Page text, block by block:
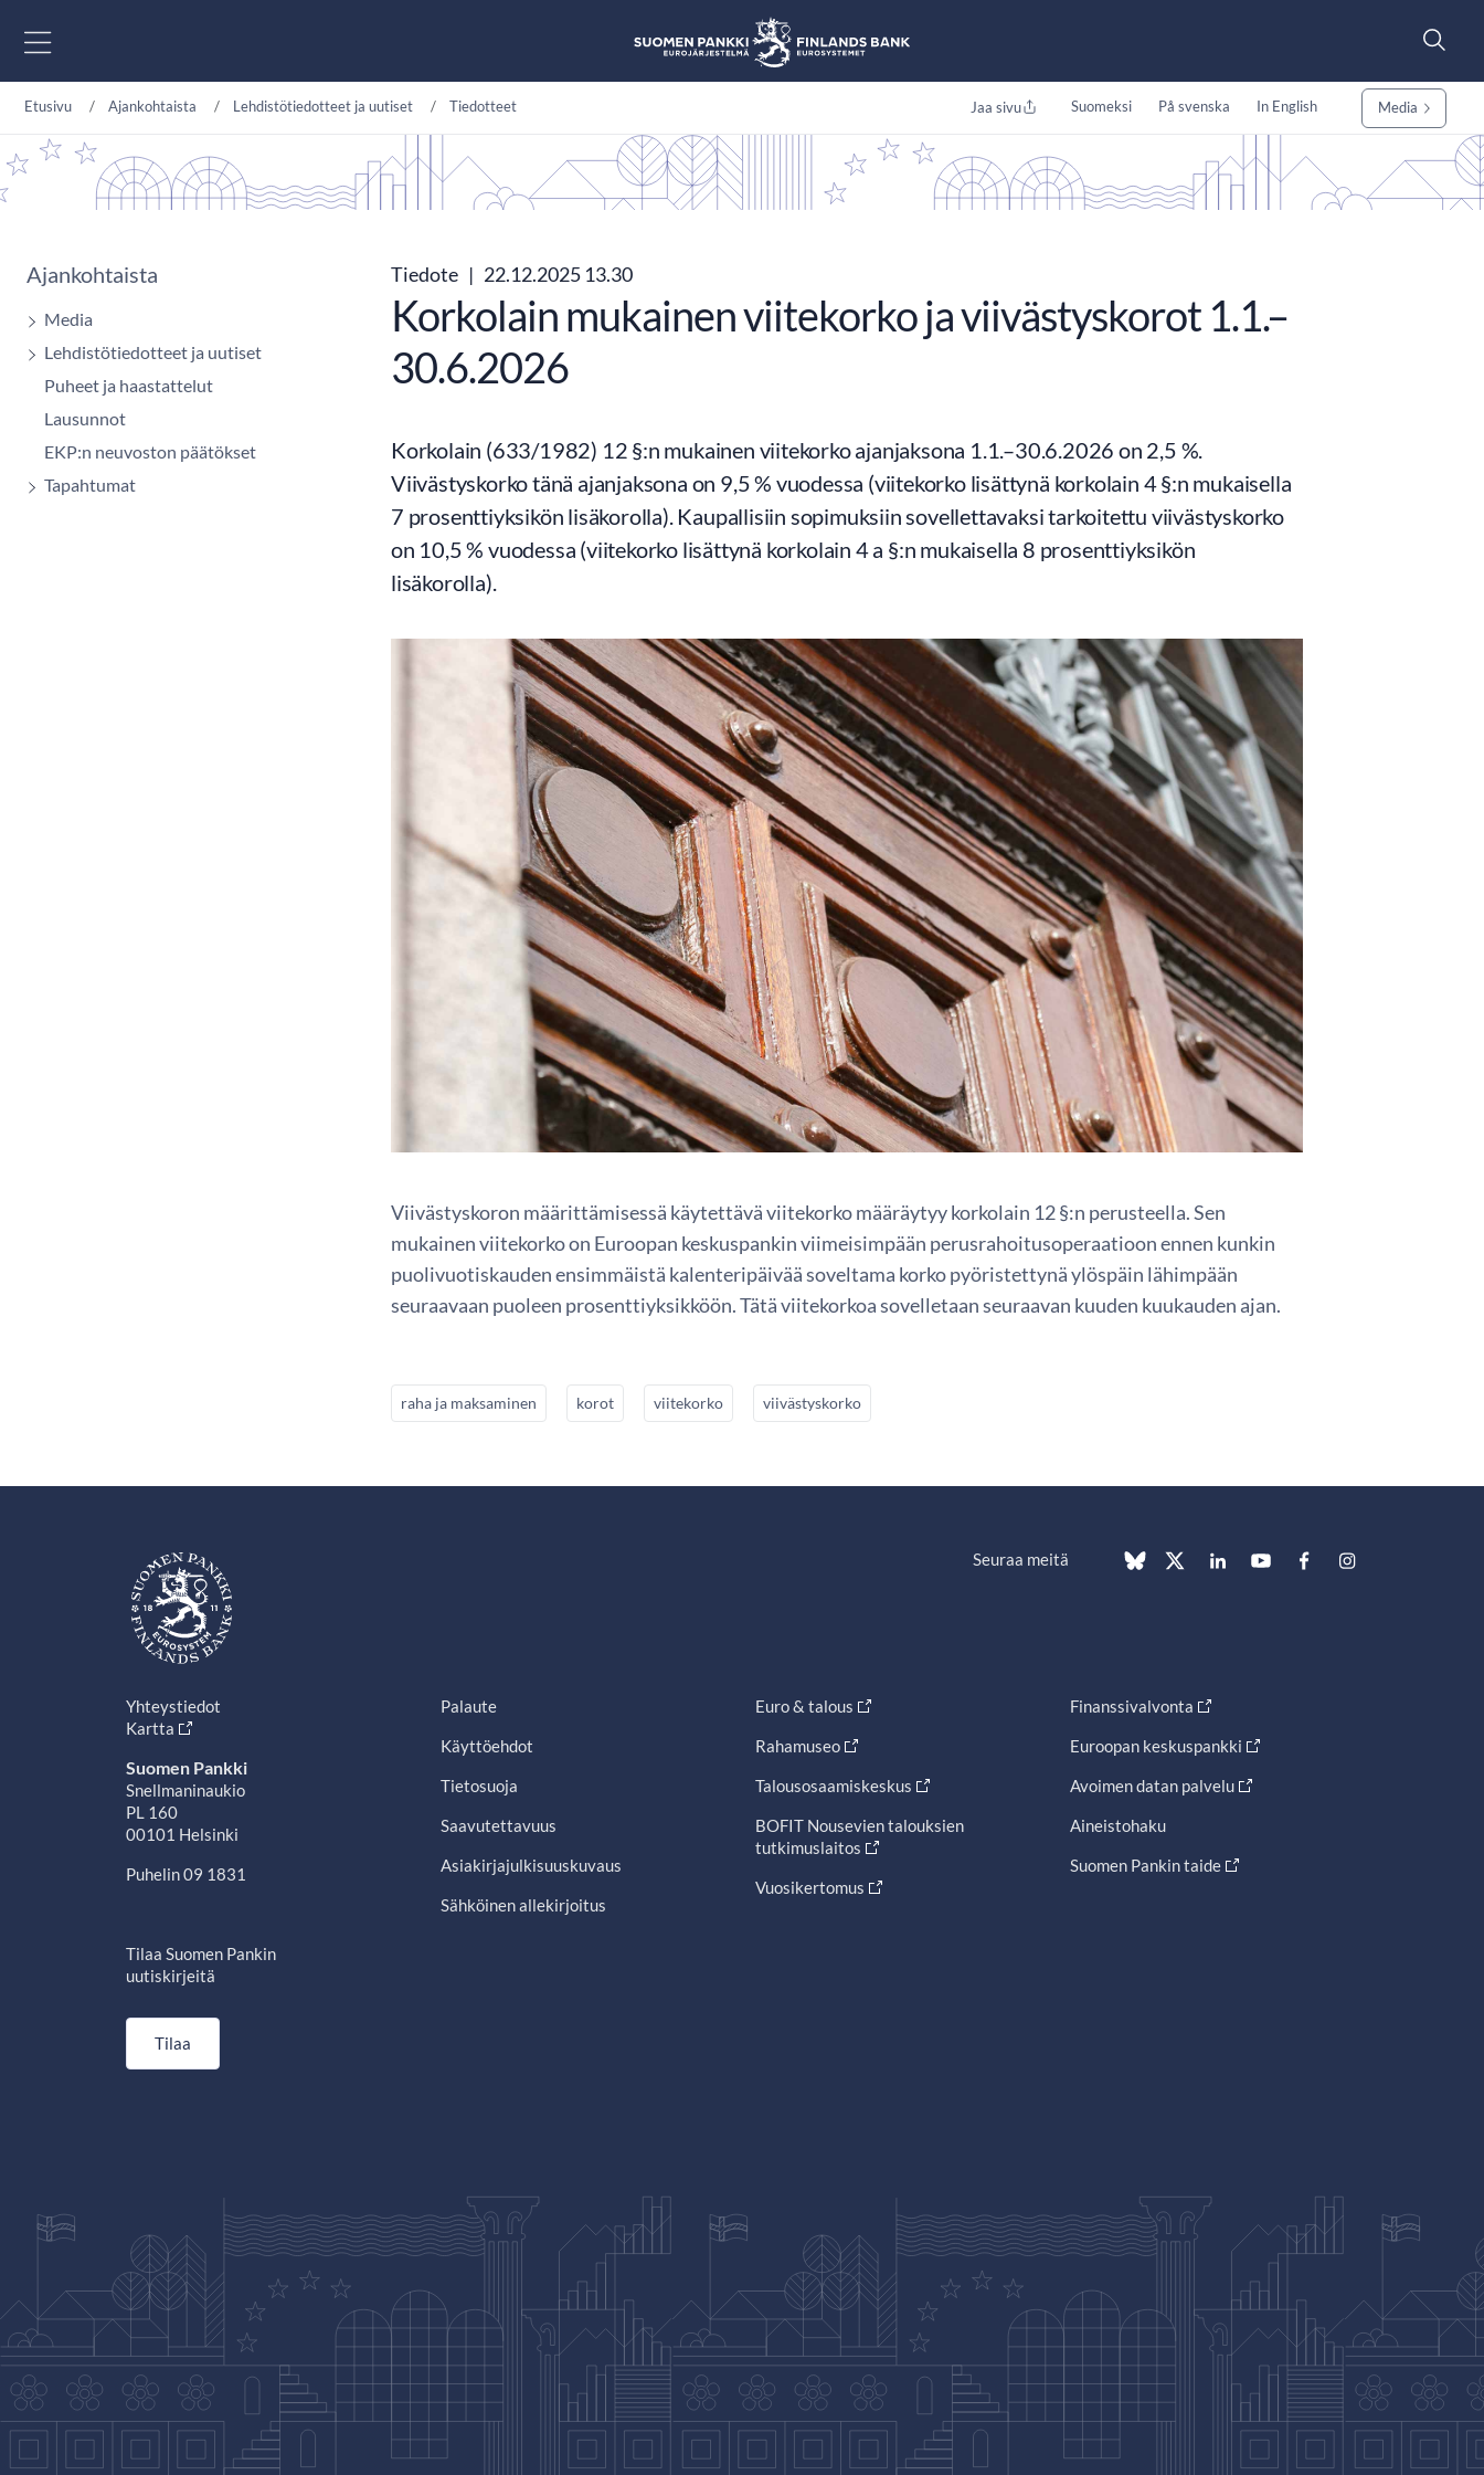
Etusivu Ajankohtaista Lehdistötiedotteet ja uutiset Tiedotteet Jaa sivu Suomeksi På svenska In English Media
Ajankohtaista
Media
Lehdistötiedotteet ja uutiset
Puheet ja haastattelut
Lausunnot
EKP:n neuvoston päätökset
Tapahtumat
Tiedote | 22.12.2025 13.30
Korkolain mukainen viitekorko ja viivästyskorot 1.1.–
30.6.2026
Korkolain (633/1982) 12 §:n mukainen viitekorko ajanjaksona 1.1.–30.6.2026 on 2,5 %.
Viivästyskorko tänä ajanjaksona on 9,5 % vuodessa (viitekorko lisättynä korkolain 4 §:n mukaisella
7 prosenttiyksikön lisäkorolla). Kaupallisiin sopimuksiin sovellettavaksi tarkoitettu viivästyskorko
on 10,5 % vuodessa (viitekorko lisättynä korkolain 4 a §:n mukaisella 8 prosenttiyksikön
lisäkorolla).
Viivästyskoron määrittämisessä käytettävä viitekorko määräytyy korkolain 12 §:n perusteella. Sen
mukainen viitekorko on Euroopan keskuspankin viimeisimpään perusrahoitusoperaatioon ennen kunkin
puolivuotiskauden ensimmäistä kalenteripäivää soveltama korko pyöristettynä ylöspäin lähimpään
seuraavaan puoleen prosenttiyksikköön. Tätä viitekorkoa sovelletaan seuraavan kuuden kuukauden ajan.
raha ja maksaminen korot viitekorko viivästyskorko
Seuraa meitä
Yhteystiedot
Kartta
Suomen Pankki
Snellmaninaukio
PL 160
00101 Helsinki
Puhelin 09 1831
Tilaa Suomen Pankin
uutiskirjeitä
Tilaa
Palaute
Käyttöehdot
Tietosuoja
Saavutettavuus
Asiakirjajulkisuuskuvaus
Sähköinen allekirjoitus
Euro & talous
Rahamuseo
Talousosaamiskeskus
BOFIT Nousevien talouksien
tutkimuslaitos
Vuosikertomus
Finanssivalvonta
Euroopan keskuspankki
Avoimen datan palvelu
Aineistohaku
Suomen Pankin taide